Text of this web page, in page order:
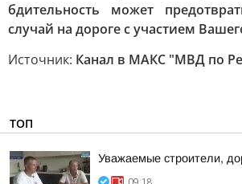
бдительность может
случай на дороге с участием
Источник: Канал в МАКС "МВД по
ТОП
Уважаемые строители,